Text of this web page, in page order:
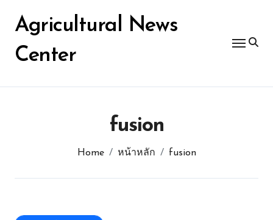
contentAgricultural News
Center
fusion
Home หน้าหลัก fusion